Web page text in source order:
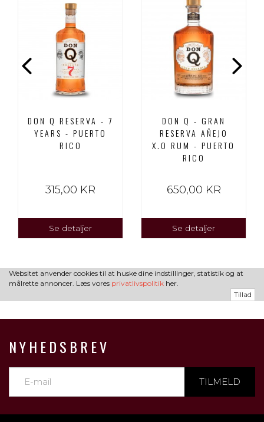
DON Q RESERVA - 7
YEARS - PUERTO
RICO
315,00 KR
Se detaljer
DON Q - GRAN
RESERVA AÑEJO
X.O RUM - PUERTO
RICO
650,00 KR
Se detaljer
Websitet anvender cookies til at huske dine indstillinger, statistik og at
målrette annoncer. Læs vores privatlivspolitik her.
Tillad
NYHEDSBREV
TILMELD